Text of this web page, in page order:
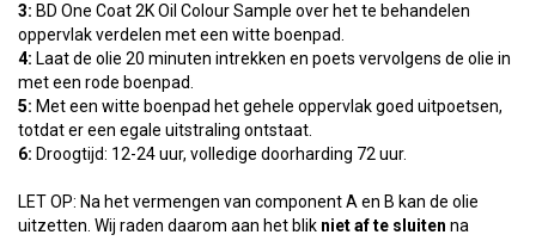
3: BD One Coat 2K Oil Colour Sample over het te behandelen
oppervlak verdelen met een witte boenpad.
4: Laat de olie 20 minuten intrekken en poets vervolgens de olie in
met een rode boenpad.
5: Met een witte boenpad het gehele oppervlak goed uitpoetsen,
totdat er een egale uitstraling ontstaat.
6: Droogtijd: 12-24 uur, volledige doorharding 72 uur.
LET OP: Na het vermengen van component A en B kan de olie
uitzetten. Wij raden daarom aan het blik niet af te sluiten na